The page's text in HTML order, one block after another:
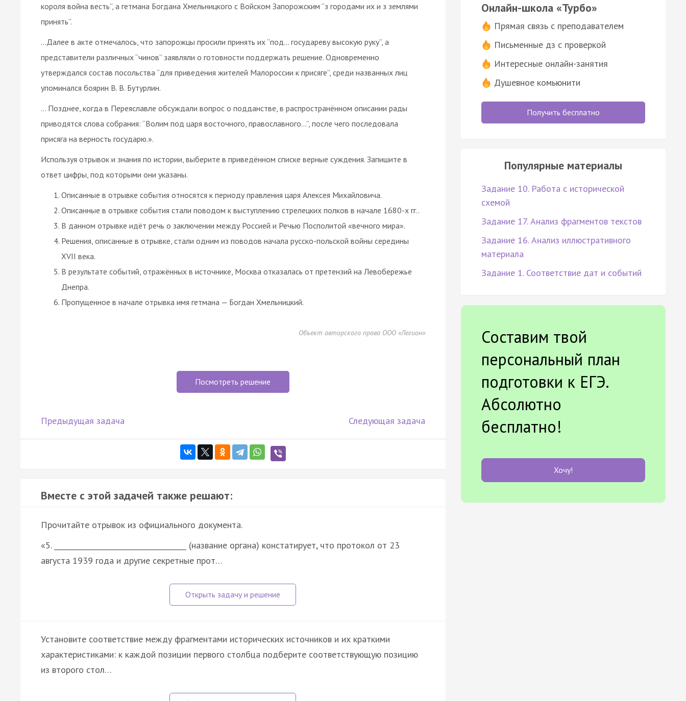
короля война весть”, а гетмана Богдана Хмельницкого с Войском Запорожским “з городами их и з землями
принять”.
…Далее в акте отмечалось, что запорожцы просили принять их “под… государеву высокую руку”, а
представители различных “чинов” заявляли о готовности поддержать решение. Одновременно
утверждался состав посольства “для приведения жителей Малороссии к присяге”, среди названных лиц
упоминался боярин В. В. Бутурлин.
… Позднее, когда в Переяславле обсуждали вопрос о подданстве, в распространённом описании рады
приводятся слова собрания: “Волим под царя восточного, православного…”, после чего последовала
присяга на верность государю.».
Используя отрывок и знания по истории, выберите в приведённом списке верные суждения. Запишите в
ответ цифры, под которыми они указаны.
Описанные в отрывке события относятся к периоду правления царя Алексея Михайловича.
Описанные в отрывке события стали поводом к выступлению стрелецких полков в начале 1680-х гг..
В данном отрывке идёт речь о заключении между Россией и Речью Посполитой «вечного мира».
Решения, описанные в отрывке, стали одним из поводов начала русско-польской войны середины
XVII века.
В результате событий, отражённых в источнике, Москва отказалась от претензий на Левобережье
Днепра.
Пропущенное в начале отрывка имя гетмана — Богдан Хмельницкий.
Объект авторского права ООО «Легион»
Посмотреть решение
Предыдущая задача Следующая задача
Вместе с этой задачей также решают:
Прочитайте отрывок из официального документа.
«5. _____________________________________ (название органа) констатирует, что протокол от 23
августа 1939 года и другие секретные прот…
Установите соответствие между фрагментами исторических источников и их краткими
характеристиками: к каждой позиции первого столбца подберите соответствующую позицию
из второго стол…
Онлайн-школа «Турбо»
Прямая связь с преподавателем
Письменные дз с проверкой
Интересные онлайн-занятия
Душевное комьюнити
Получить бесплатно
Популярные материалы
Задание 10. Работа с исторической
схемой
Задание 17. Анализ фрагментов текстов
Задание 16. Анализ иллюстративного
материала
Задание 1. Соответствие дат и событий
Составим твой
персональный план
подготовки к ЕГЭ.
Абсолютно
бесплатно!
Хочу!